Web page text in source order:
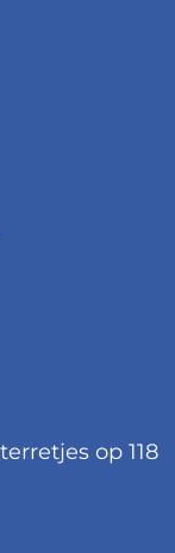
op 118